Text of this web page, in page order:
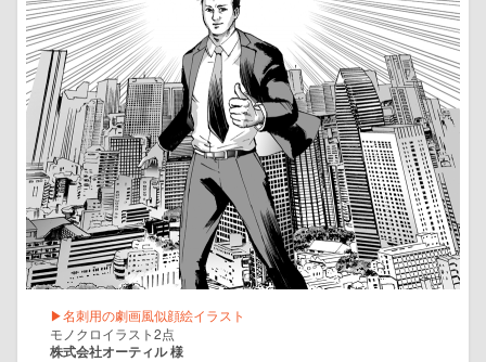
▶名刺用の劇画風似顔絵イラスト
モノクロイラスト2点
株式会社オーティル 様